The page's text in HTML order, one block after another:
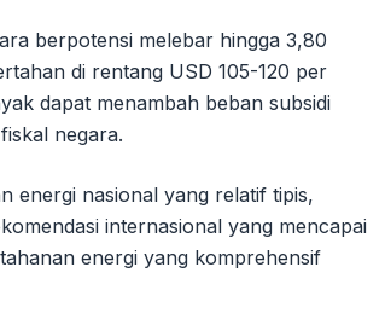
berpotensi melebar hingga 3,80
di rentang USD 105-120 per
dapat menambah beban subsidi
negara.
energi nasional yang relatif tipis,
internasional yang mencapai
energi yang komprehensif